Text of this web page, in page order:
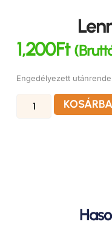
1,200Ft
Engedélyezett